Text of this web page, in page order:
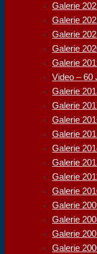
Galerie
Galerie
Galerie
Galerie
Galerie
Video – 60
Galerie
Galerie
Galerie
Galerie
Galerie
Galerie
Galerie
Galerie
Galerie
Galerie
Galerie
Galerie